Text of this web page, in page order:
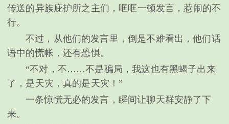
传送的异族庇护所之主们，哐哐一顿发言，惹闹的不
行。
不过，从他们的发言里，倒是不难看出，他们话
语中的慌帐，还有恐惧。
“不对，不……不是骗局，我这也有黑蝎子出来
了，是天灾，真的是天灾！”
一条惊慌无必的发言，瞬间让聊天群安静了下
来。